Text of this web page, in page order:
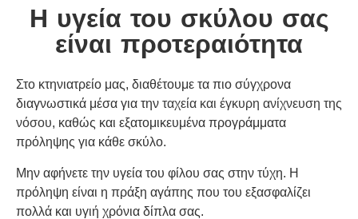
Η υγεία του σκύλου σας
είναι προτεραιότητα
Στο κτηνιατρείο μας, διαθέτουμε τα πιο σύγχρονα
διαγνωστικά μέσα για την ταχεία και έγκυρη ανίχνευση της
νόσου, καθώς και εξατομικευμένα προγράμματα
πρόληψης για κάθε σκύλο.
Μην αφήνετε την υγεία του φίλου σας στην τύχη. Η
πρόληψη είναι η πράξη αγάπης που του εξασφαλίζει
πολλά και υγιή χρόνια δίπλα σας.